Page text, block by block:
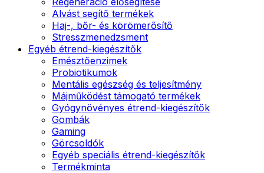
Alvást segítő termékek
Haj-, bőr- és körömerősítő
Stresszmenedzsment
Egyéb étrend-kiegészítők
Emésztőenzimek
Probiotikumok
Mentális egészség és teljesítmény
Májműködést támogató termékek
Gyógynövényes étrend-kiegészítők
Gombák
Gaming
Görcsoldók
Egyéb speciális étrend-kiegészítők
Termékminta